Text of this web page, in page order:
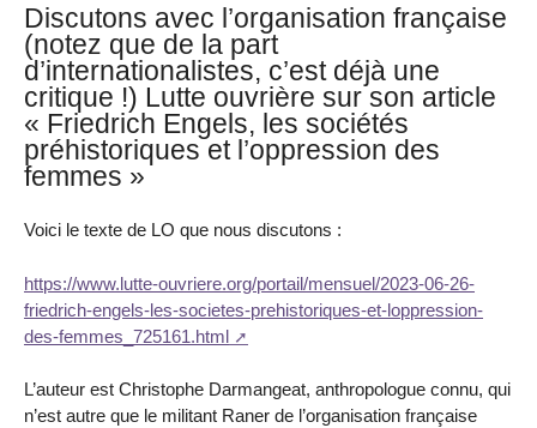
Discutons avec l’organisation française
(notez que de la part
d’internationalistes, c’est déjà une
critique !) Lutte ouvrière sur son article
« Friedrich Engels, les sociétés
préhistoriques et l’oppression des
femmes »
Voici le texte de LO que nous discutons :
https://www.lutte-ouvriere.org/portail/mensuel/2023-06-26-
friedrich-engels-les-societes-prehistoriques-et-loppression-
des-femmes_725161.html
L’auteur est Christophe Darmangeat, anthropologue connu, qui
n’est autre que le militant Raner de l’organisation française